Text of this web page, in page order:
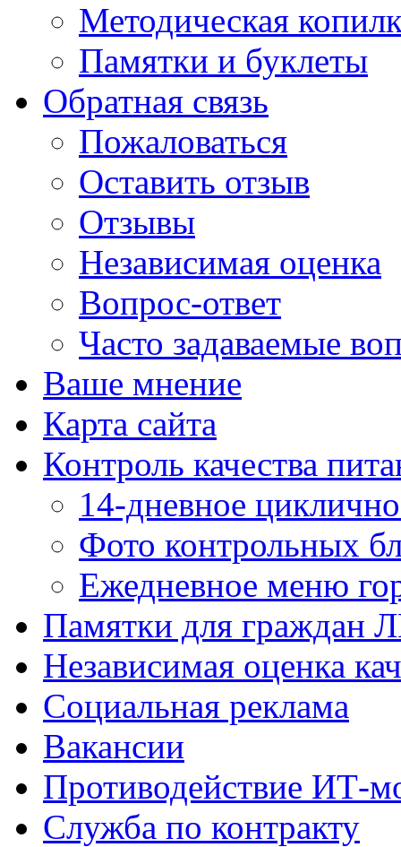
Методическая
Памятки и буклеты
Обратная связь
Пожаловаться
Оставить отзыв
Отзывы
Независимая оценка
Вопрос-ответ
Часто задаваемые
Ваше мнение
Карта сайта
Контроль качества
14-дневное
Фото контрольных
Ежедневное меню
Памятки для граждан
Независимая оценка
Социальная реклама
Вакансии
Противодействие ИТ-
Служба по контракту